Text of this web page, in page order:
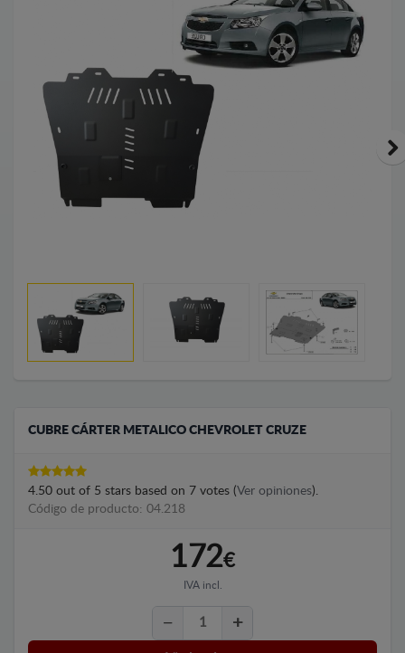
CUBRE CÁRTER METALICO CHEVROLET CRUZE
4.50 out of 5 stars based on 7 votes (Ver opiniones).
Código de producto: 04.218
172€
IVA incl.